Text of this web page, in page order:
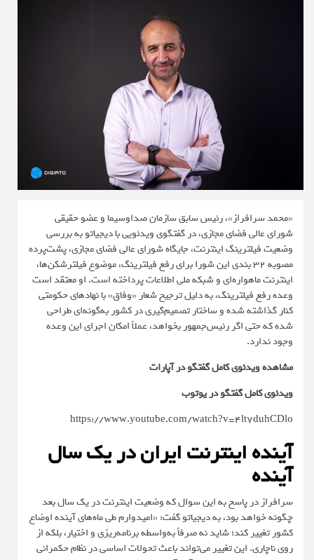
«محمد سرافراز»، رئیس سابق سازمان صداوسیما و عضو حقیقی
شورای عالی فضای مجازی، در گفتگوی ویدئویی با دیجیاتو به بررسی
وضعیت فیلترینگ اینترنت، جایگاه شورای عالی فضای مجازی، پشت‌پرده
مصوبه ۳۲ بندی این شورا برای رفع فیلترینگ، موضوع فیلترشکن‌ها،
اینترنت ماهواره‌ای و شبکه ملی اطلاعات پرداخته است. او معتقد است
وعده رفع فیلترینگ، به دلیل ترجیح شعار «وفاق» با نهادهای حکومتی
کنار گذاشته شده و ساختار تصمیم‌گیری در کشور به‌گونه‌ای طراحی
شده که حتی اگر رئیس‌جمهور بخواهد، عملاً امکان اجرای این وعده
وجود ندارد.
مشاهده ویدئوی کامل گفتگو در آپارات
ویدئوی کامل گفتگو در یوتوب
https://www.youtube.com/watch?v=4lt7duhCDlo
آینده اینترنت ایران در یک سال
آینده
سرافراز در پاسخ به این سوال که وضعیت اینترنت در یک سال بعد
چگونه خواهد بود، به دیجیاتو گفت: «امیدوارم طی ماه‌های آینده اوضاع
کشور تغییر کند؛ شاید نه صرفاً به‌واسطه برنامه‌ریزی و اختیار، بلکه از
روی ناچاری. این تغییر می‌تواند باعث تحولات اساسی در نظام حکمرانی